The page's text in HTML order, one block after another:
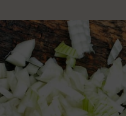
Recetas en microondas
Recetas vegetarianas
Recetas veganas
Ver todas